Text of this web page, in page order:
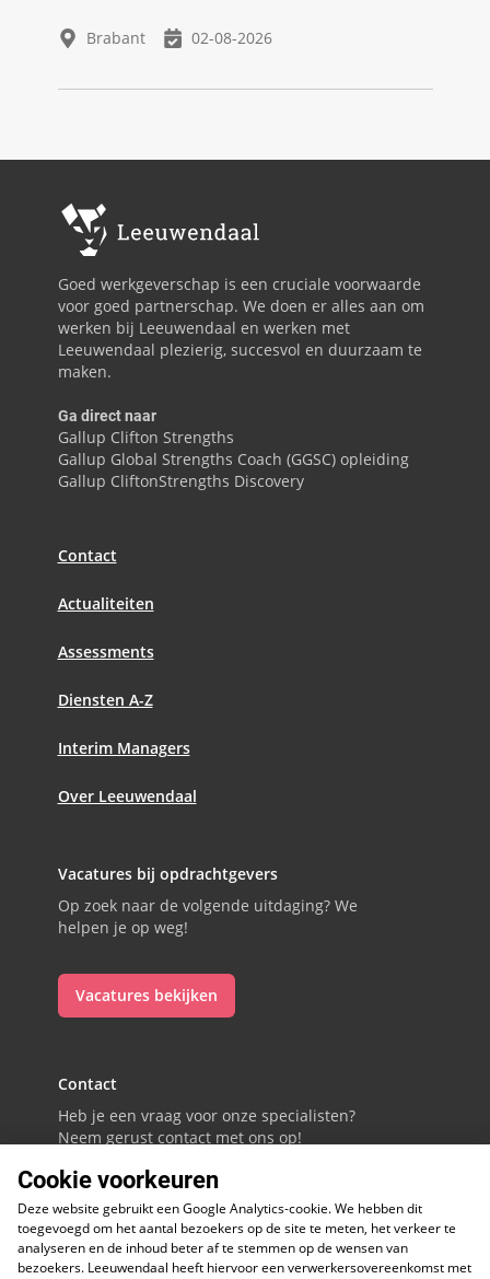
Brabant 02-08-2026
Goed werkgeverschap is een cruciale voorwaarde
voor goed partnerschap. We doen er alles aan om
werken bij Leeuwendaal en werken met
Leeuwendaal plezierig, succesvol en duurzaam te
maken.
Ga direct naar
Gallup Clifton Strengths
Gallup Global Strengths Coach (GGSC) opleiding
Gallup CliftonStrengths Discovery
Contact
Actualiteiten
Assessments
Diensten A-Z
Interim Managers
Over Leeuwendaal
Contact
Heb je een vraag voor onze specialisten?
Neem gerust contact met ons op!
088 - 0086800
Volg ons op LinkedIn
Vacatures bij opdrachtgevers
Op zoek naar de volgende uitdaging? We
helpen je op weg!
Vacatures bekijken
Cookie voorkeuren
Deze website gebruikt een Google Analytics-cookie. We hebben dit
toegevoegd om het aantal bezoekers op de site te meten, het verkeer te
analyseren en de inhoud beter af te stemmen op de wensen van
bezoekers. Leeuwendaal heeft hiervoor een verwerkersovereenkomst met